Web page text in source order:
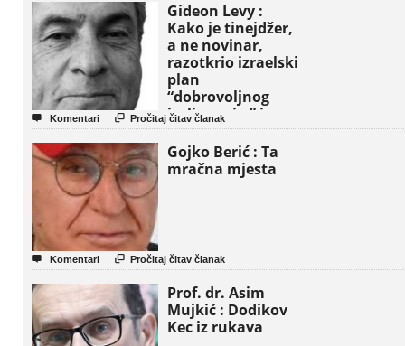
Gideon Levy :
Kako je tinejdžer,
a ne novinar,
razotkrio izraelski
plan
“dobrovoljnog
iseljavanja ” iz
Gaze
 Komentari  Pročitaj čitav članak
Gojko Berić : Ta
mračna mjesta
 Komentari  Pročitaj čitav članak
Prof. dr. Asim
Mujkić : Dodikov
Kec iz rukava